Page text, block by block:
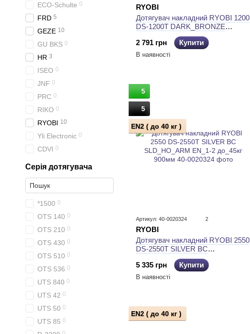
RYOBI
Дотягувач накладний RYOBI 1200
DS-1200T DARK_BRONZE
SLD_HO_ARM EN_2 40кг 850мм
22,5
2 791 грн Купити
В наявності
5
5
EN2 ( до 40 кг )
Артикул: 40-0020324 2
RYOBI
Дотягувач накладний RYOBI 2550
DS-2550T SILVER BC
SLD_HO_ARM EN_1-2 до_45кг
900мм
5 335 грн Купити
В наявності
EN2 ( до 40 кг )
ECO-Schulte 0
FRD 5
GEZE 10
GU BKS 0
HR 3
ISEO 0
JNF 0
PRC 0
RIKO 0
RYOBI 10
Yli Electronic 0
CDVI 0
Серія дотягувача
*1500 0
OTS 140 0
OTS 210 0
OTS 430 0
OTS 510 0
OTS 536 0
UTS 840 0
UTS 42 0
UTS 50 0
UTS 85 0